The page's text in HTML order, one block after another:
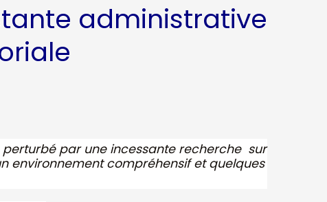
administrative
perturbé par une incessante recherche sur
environnement compréhensif et quelques